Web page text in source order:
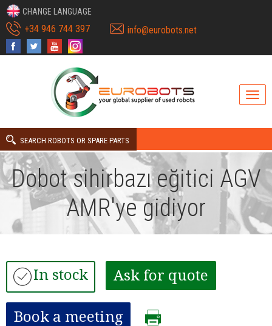
CHANGE LANGUAGE
+34 946 744 397 info@eurobots.net
SEARCH ROBOTS OR SPARE PARTS
Dobot sihirbazı eğitici AGV
AMR'ye gidiyor
In stock Ask for quote
Book a meeting